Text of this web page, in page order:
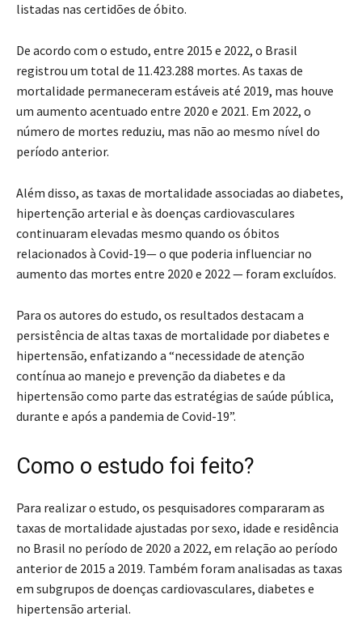
listadas nas certidões de óbito.
De acordo com o estudo, entre 2015 e 2022, o Brasil
registrou um total de 11.423.288 mortes. As taxas de
mortalidade permaneceram estáveis até 2019, mas houve
um aumento acentuado entre 2020 e 2021. Em 2022, o
número de mortes reduziu, mas não ao mesmo nível do
período anterior.
Além disso, as taxas de mortalidade associadas ao diabetes,
hipertenção arterial e às doenças cardiovasculares
continuaram elevadas mesmo quando os óbitos
relacionados à Covid-19— o que poderia influenciar no
aumento das mortes entre 2020 e 2022 — foram excluídos.
Para os autores do estudo, os resultados destacam a
persistência de altas taxas de mortalidade por diabetes e
hipertensão, enfatizando a “necessidade de atenção
contínua ao manejo e prevenção da diabetes e da
hipertensão como parte das estratégias de saúde pública,
durante e após a pandemia de Covid-19”.
Como o estudo foi feito?
Para realizar o estudo, os pesquisadores compararam as
taxas de mortalidade ajustadas por sexo, idade e residência
no Brasil no período de 2020 a 2022, em relação ao período
anterior de 2015 a 2019. Também foram analisadas as taxas
em subgrupos de doenças cardiovasculares, diabetes e
hipertensão arterial.